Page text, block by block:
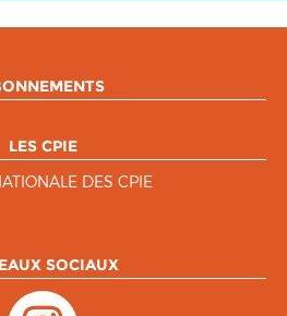
LES CPIE
DES CPIE
SOCIAUX